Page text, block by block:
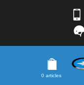
0 articles